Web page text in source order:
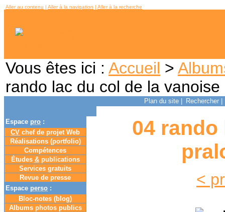
Aller au contenu | Aller à la navigation | Aller à la recherche
Vous êtes ici : Accueil >
rando lac du col de la
Plan du site Rechercher
Espace pro :
CV chef de projet Web
Réalisations (portfolio)
Compétences
Études &publications
Services gratuits
Revue de presse
Espace perso :
Bloc-notes (blog)
Albums photos publics
04
<